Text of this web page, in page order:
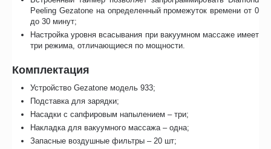
Peeling Gezatone на определенный промежуток времени от 0
до 30 минут;
Настройка уровня всасывания при вакуумном массаже имеет
три режима, отличающиеся по мощности.
Комплектация
Устройство Gezatone модель 933;
Подставка для зарядки;
Насадки с сапфировым напылением – три;
Накладка для вакуумного массажа – одна;
Запасные воздушные фильтры – 20 шт;